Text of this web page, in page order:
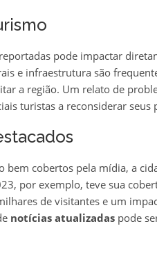
pode impactar
e infraestrutura são
a região. Um relato de
turistas a reconsiderar seus
bem cobertos pela mídia, a
por exemplo, teve sua
de visitantes e um
notícias atualizadaspode